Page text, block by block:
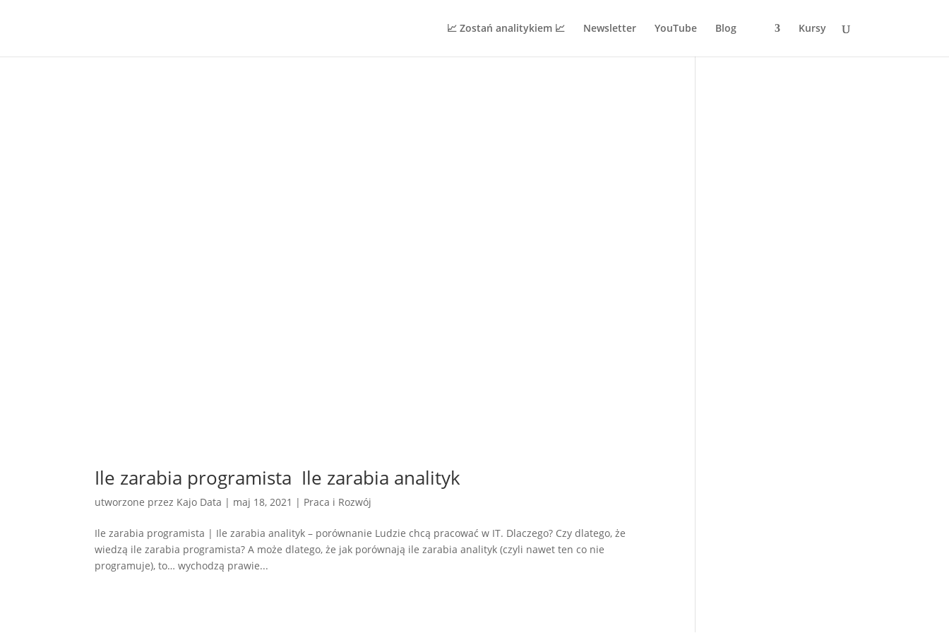
📈 Zostań analitykiem 📈 Newsletter YouTube Blog Kursy
Ile zarabia programista ‍ Ile zarabia analityk
utworzone przez Kajo Data | maj 18, 2021 | Praca i Rozwój
Ile zarabia programista | Ile zarabia analityk – porównanie Ludzie chcą pracować w IT. Dlaczego? Czy dlatego, że
wiedzą ile zarabia programista? A może dlatego, że jak porównają ile zarabia analityk (czyli nawet ten co nie
programuje), to… wychodzą prawie...